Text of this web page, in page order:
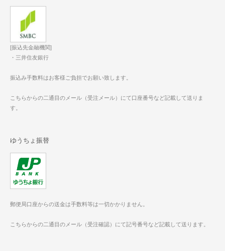
[振込先金融機関]
・三井住友銀行
振込み手数料はお客様ご負担でお願い致します。
こちらからの二通目のメール（受注メール）にて口座番号など記載して送りま
す。
ゆうちょ振替
郵便局口座からの送金は手数料等は一切かかりません。
こちらからの二通目のメール（受注確認）にて記号番号など記載して送ります。